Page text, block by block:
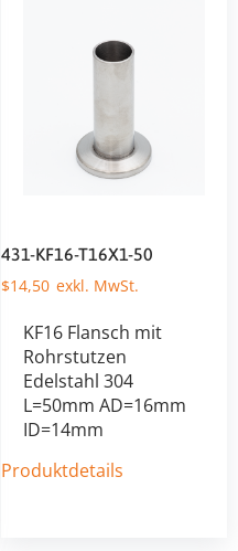
431-KF16-T16X1-50
$14,50
KF16 Flansch mit
Rohrstutzen
Edelstahl 304
L=50mm AD=16mm
ID=14mm
Produktdetails